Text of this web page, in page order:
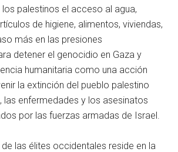
palestinos el acceso al agua,
de higiene, alimentos, viviendas,
más en las presiones
detener el genocidio en Gaza y
humanitaria como una acción
la extinción del pueblo palestino
las enfermedades y los asesinatos
por las fuerzas armadas de Israel.
las élites occidentales reside en la